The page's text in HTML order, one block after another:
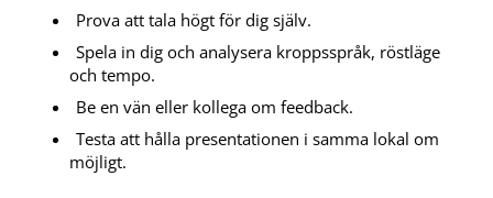
Prova att tala högt för dig själv.
Spela in dig och analysera kroppsspråk, röstläge
och tempo.
Be en vän eller kollega om feedback.
Testa att hålla presentationen i samma lokal om
möjligt.